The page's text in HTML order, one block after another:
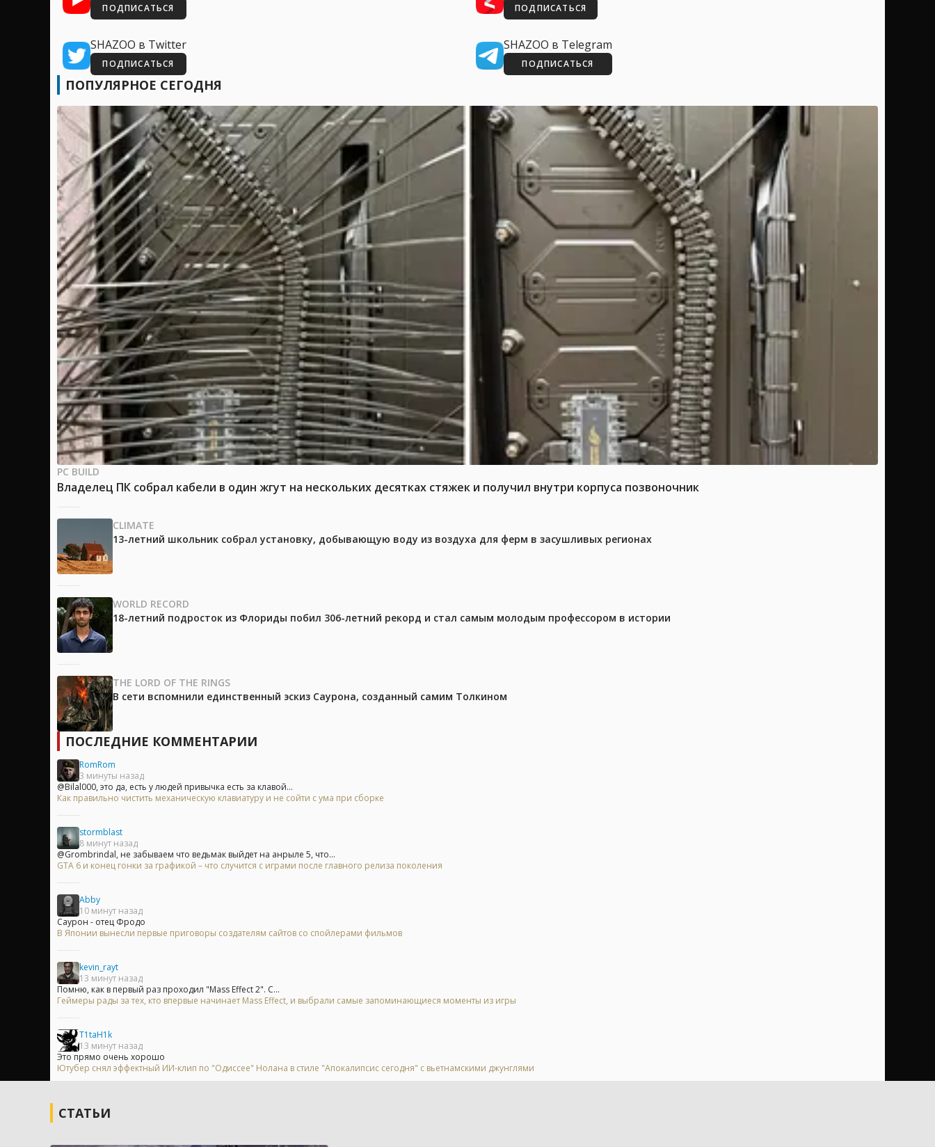
ПОДПИСАТЬСЯ ПОДПИСАТЬСЯ
SHAZOO в Twitter
ПОДПИСАТЬСЯ
SHAZOO в Telegram
ПОДПИСАТЬСЯ
ПОПУЛЯРНОЕ СЕГОДНЯ
PC BUILD
Владелец ПК собрал кабели в один жгут на нескольких десятках стяжек и получил внутри корпуса позвоночник
CLIMATE
13-летний школьник собрал установку, добывающую воду из воздуха для ферм в засушливых регионах
WORLD RECORD
18-летний подросток из Флориды побил 306-летний рекорд и стал самым молодым профессором в истории
THE LORD OF THE RINGS
В сети вспомнили единственный эскиз Саурона, созданный самим Толкином
ПОСЛЕДНИЕ КОММЕНТАРИИ
RomRom
3 минуты назад
@Bilal000, это да, есть у людей привычка есть за клавой...
Как правильно чистить механическую клавиатуру и не сойти с ума при сборке
stormblast
8 минут назад
@Grombrindal, не забываем что ведьмак выйдет на анрыле 5, что...
GTA 6 и конец гонки за графикой – что случится с играми после главного релиза поколения
Abby
10 минут назад
Саурон - отец Фродо
В Японии вынесли первые приговоры создателям сайтов со спойлерами фильмов
kevin_rayt
13 минут назад
Помню, как в первый раз проходил "Mass Effect 2". С...
Геймеры рады за тех, кто впервые начинает Mass Effect, и выбрали самые запоминающиеся моменты из игры
T1taH1k
13 минут назад
Это прямо очень хорошо
Ютубер снял эффектный ИИ-клип по "Одиссее" Нолана в стиле "Апокалипсис сегодня" с вьетнамскими джунглями
СТАТЬИ